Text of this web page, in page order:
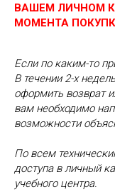
ВАШЕМ ЛИЧНОМ
МОМЕНТА
Если по каким-то
В течении 2-х
оформить возврат
вам необходимо
возможности
По всем
доступа в личный
учебного центра.